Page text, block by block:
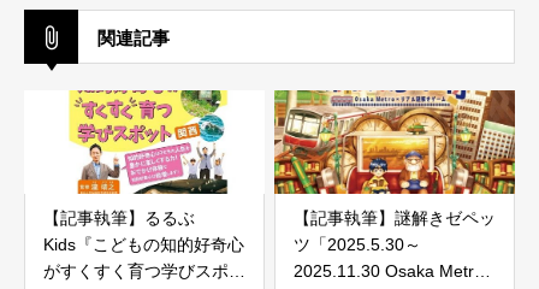
関連記事
【記事執筆】るるぶ
Kids『こどもの知的好奇心
がすくすく育つ学びスポッ
【記事執筆】謎解きゼペッ
ツ「2025.5.30～
2025.11.30 Osaka Metro×